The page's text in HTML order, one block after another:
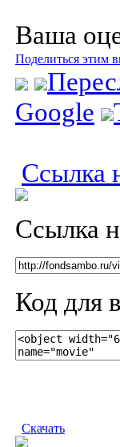
Ваша
Поделиться этим
Google
Ссылка
Ссылка
Код для
Скачать